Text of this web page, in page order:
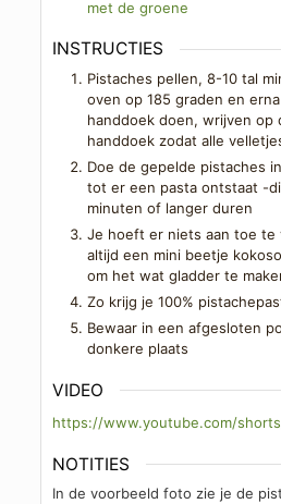
met de groene
INSTRUCTIES
Pistaches pellen, 8-10 tal
oven op 185 graden en
handdoek doen, wrijven op
handdoek zodat alle
Doe de gepelde pistaches
tot er een pasta ontstaat -
minuten of langer duren
Je hoeft er niets aan toe te
altijd een mini beetje
om het wat gladder te
Zo krijg je 100%
Bewaar in een afgesloten
donkere plaats
VIDEO
https://www.youtube.com/shorts/
NOTITIES
In de voorbeeld foto zie je de